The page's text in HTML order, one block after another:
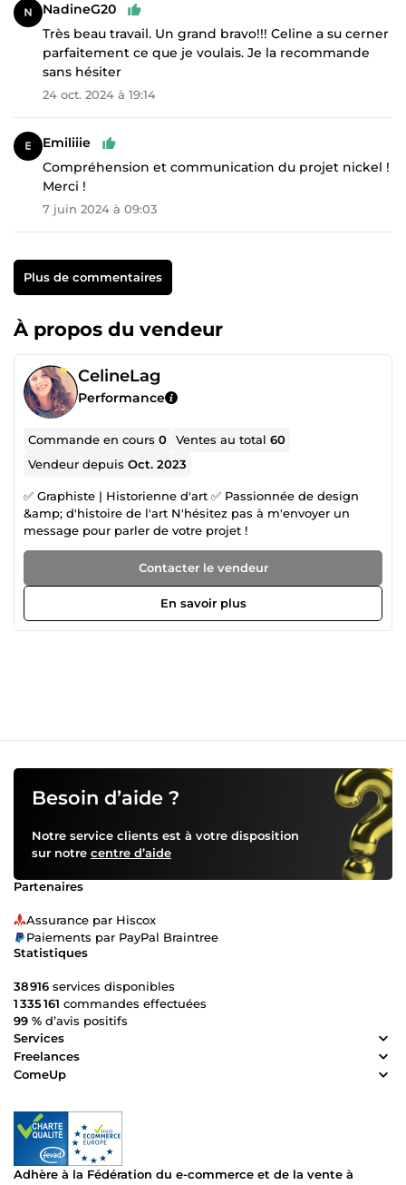
NadineG20
Très beau travail. Un grand bravo!!! Celine a su cerner
parfaitement ce que je voulais. Je la recommande
sans hésiter
24 oct. 2024 à 19:14
Emiliiie
Compréhension et communication du projet nickel !
Merci !
7 juin 2024 à 09:03
Plus de commentaires
À propos du vendeur
CelineLag
Performance
Commande en cours0 Ventes au total60
Vendeur depuisOct. 2023
✅ Graphiste | Historienne d'art ✅ Passionnée de design
&amp; d'histoire de l'art N'hésitez pas à m'envoyer un
message pour parler de votre projet !
Contacter le vendeur
En savoir plus
Besoin d’aide ?
Notre service clients est à votre disposition
sur notre centre d’aide
Partenaires
Assurance par Hiscox
Paiements par PayPal Braintree
Statistiques
38 916 services disponibles
1 335 161 commandes effectuées
99 % d’avis positifs
Services
Freelances
ComeUp
Adhère à la Fédération du e-commerce et de la vente à